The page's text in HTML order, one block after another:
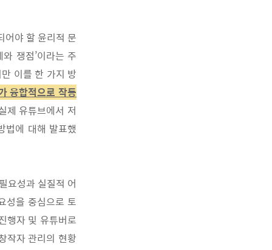
어야 할 윤리적 문
쟁점’이라는 주
이를 한 가지 방
융합적으로 작동
제 유튜브에서 저
법에 대해 발표했
요성과 실질적 어
성을 중심으로 토
행자 및유튜버로
작자 관리의 현황